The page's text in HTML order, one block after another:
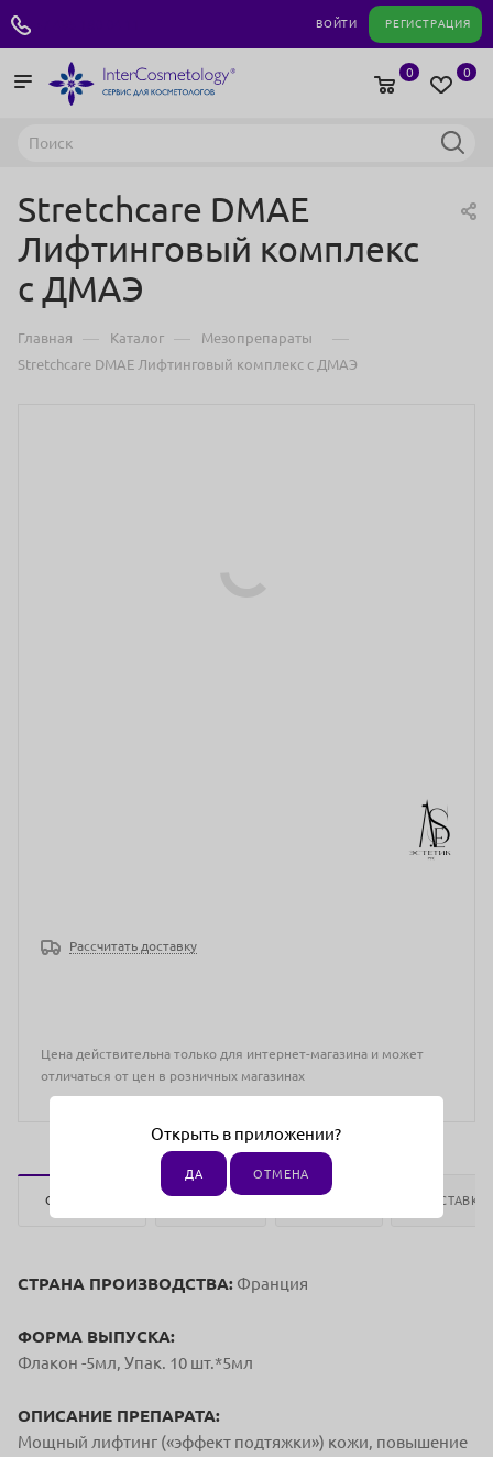
ВОЙТИ РЕГИСТРАЦИЯ
0
0
Stretchcare DMAE
Лифтинговый комплекс
с ДМАЭ
Главная — Каталог — Мезопрепараты —
Stretchcare DMAE Лифтинговый комплекс с ДМАЭ
Рассчитать доставку
Цена действительна только для интернет-магазина и может
отличаться от цен в розничных магазинах
ОПИСАНИЕ ОТЗЫВЫ ДОСТАВКА
СТРАНА ПРОИЗВОДСТВА: Франция
ФОРМА ВЫПУСКА:
Флакон -5мл, Упак. 10 шт.*5мл
ОПИСАНИЕ ПРЕПАРАТА:
Мощный лифтинг («эффект подтяжки») кожи, повышение
Открыть в приложении?
ДА ОТМЕНА